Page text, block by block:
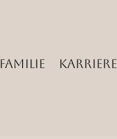
Familie Karriere